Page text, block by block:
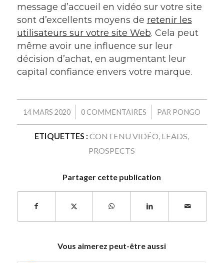
message d’accueil en vidéo sur votre site
sont d’excellents moyens de retenir les
utilisateurs sur votre site Web. Cela peut
même avoir une influence sur leur
décision d’achat, en augmentant leur
capital confiance envers votre marque.
14 MARS 2020
/ 0 COMMENTAIRES
/ PAR PONGO
ETIQUETTES : CONTENU VIDÉO LEADS
PROSPECTS
Partager cette publication
Vous aimerez peut-être aussi